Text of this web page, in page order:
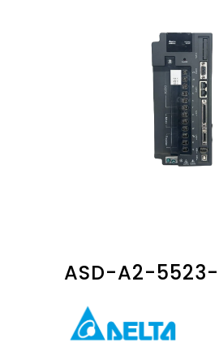
ASD-A2-5523-